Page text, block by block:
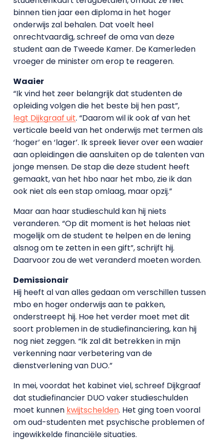
binnen tien jaar een diploma in het hoger
onderwijs zal behalen. Dat voelt heel
onrechtvaardig, schreef de oma van deze
student aan de Tweede Kamer. De Kamerleden
vroeger de minister om erop te reageren.
Waaier
“Ik vind het zeer belangrijk dat studenten de
opleiding volgen die het beste bij hen past”,
legt Dijkgraaf uit. “Daarom wil ik ook af van het
verticale beeld van het onderwijs met termen als
‘hoger’ en ‘lager’. Ik spreek liever over een waaier
aan opleidingen die aansluiten op de talenten van
jonge mensen. De stap die deze student heeft
gemaakt, van het hbo naar het mbo, zie ik dan
ook niet als een stap omlaag, maar opzij.”
Maar aan haar studieschuld kan hij niets
veranderen. “Op dit moment is het helaas niet
mogelijk om de student te helpen en de lening
alsnog om te zetten in een gift”, schrijft hij.
Daarvoor zou de wet veranderd moeten worden.
Demissionair
Hij heeft al van alles gedaan om verschillen tussen
mbo en hoger onderwijs aan te pakken,
onderstreept hij. Hoe het verder moet met dit
soort problemen in de studiefinanciering, kan hij
nog niet zeggen. “Ik zal dit betrekken in mijn
verkenning naar verbetering van de
dienstverlening van DUO.”
In mei, voordat het kabinet viel, schreef Dijkgraaf
dat studiefinancier DUO vaker studieschulden
moet kunnen kwijtschelden. Het ging toen vooral
om oud-studenten met psychische problemen of
ingewikkelde financiële situaties.